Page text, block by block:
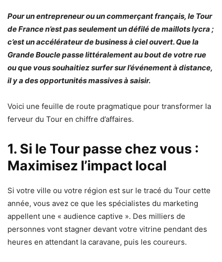
Pour un entrepreneur ou un commerçant français, le Tour
de France n’est pas seulement un défilé de maillots lycra ;
c’est un accélérateur de business à ciel ouvert. Que la
Grande Boucle passe littéralement au bout de votre rue
ou que vous souhaitiez surfer sur l’événement à distance,
il y a des opportunités massives à saisir.
Voici une feuille de route pragmatique pour transformer la
ferveur du Tour en chiffre d’affaires.
1. Si le Tour passe chez vous :
Maximisez l’impact local
Si votre ville ou votre région est sur le tracé du Tour cette
année, vous avez ce que les spécialistes du marketing
appellent une « audience captive ». Des milliers de
personnes vont stagner devant votre vitrine pendant des
heures en attendant la caravane, puis les coureurs.